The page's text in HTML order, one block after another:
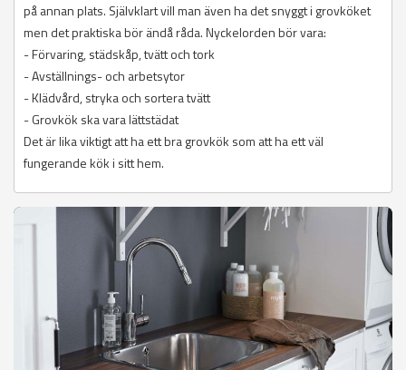
på annan plats. Självklart vill man även ha det snyggt i grovköket
men det praktiska bör ändå råda. Nyckelorden bör vara:
- Förvaring, städskåp, tvätt och tork
- Avställnings- och arbetsytor
- Klädvård, stryka och sortera tvätt
- Grovkök ska vara lättstädat
Det är lika viktigt att ha ett bra grovkök som att ha ett väl
fungerande kök i sitt hem.